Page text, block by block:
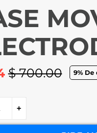
$ 700.00 9% De
+